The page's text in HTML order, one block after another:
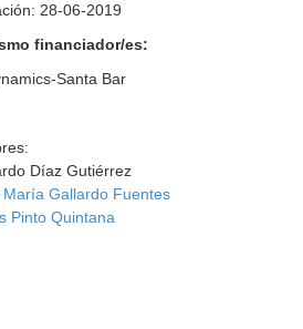
28-06-2019
financiador/es:
Santa Bar
Díaz Gutiérrez
María Gallardo Fuentes
Pinto Quintana